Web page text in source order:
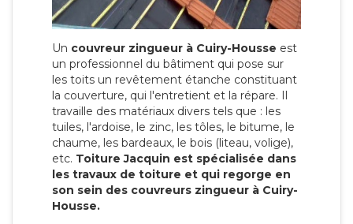
Un couvreur zingueur à Cuiry-Housse est
un professionnel du bâtiment qui pose sur
les toits un revêtement étanche constituant
la couverture, qui l'entretient et la répare. Il
travaille des matériaux divers tels que : les
tuiles, l'ardoise, le zinc, les tôles, le bitume, le
chaume, les bardeaux, le bois (liteau, volige),
etc. Toiture Jacquin est spécialisée dans
les travaux de toiture et qui regorge en
son sein des couvreurs zingueur à Cuiry-
Housse.